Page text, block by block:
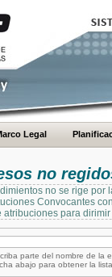
Legal
no
no se rige
Convocantes
para
parte del nombre de la
abajo para obtener la